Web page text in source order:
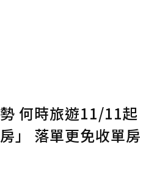
何時旅遊11/11起
」 落單更免收單房